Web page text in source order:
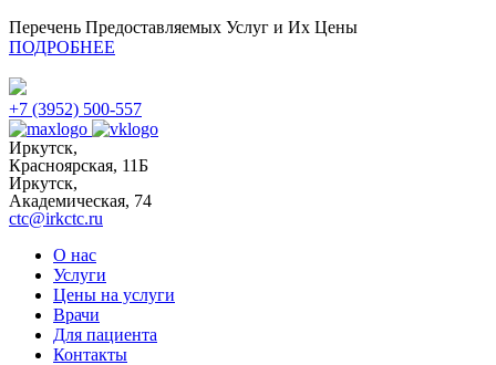
Перечень Предоставляемых Услуг и Их Цены
ПОДРОБНЕЕ
+7 (3952) 500-557
Иркутск,
Красноярская, 11Б
Иркутск,
Академическая, 74
ctc@irkctc.ru
О нас
Услуги
Цены на услуги
Врачи
Для пациента
Контакты